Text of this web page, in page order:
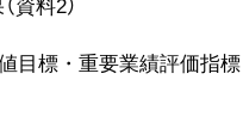
料2）
標・重要業績評価指標